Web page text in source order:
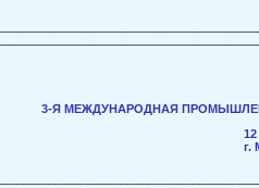
3-Я МЕЖДУНАРОДНАЯ
г.